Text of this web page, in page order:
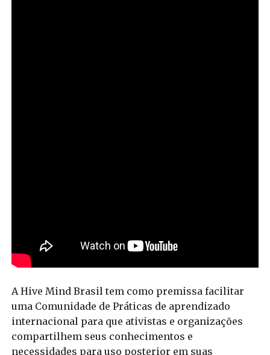
A Hive Mind Brasil tem como premissa facilitar
uma Comunidade de Práticas de aprendizado
internacional para que ativistas e organizações
compartilhem seus conhecimentos e
necessidades para uso posterior em suas